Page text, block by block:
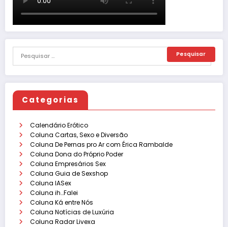
Categorias
Calendário Erótico
Coluna Cartas, Sexo e Diversão
Coluna De Pernas pro Ar com Érica Rambalde
Coluna Dona do Próprio Poder
Coluna Empresários Sex
Coluna Guia de Sexshop
Coluna IASex
Coluna ih…Falei
Coluna Ká entre Nós
Coluna Notícias de Luxúria
Coluna Radar Livexa